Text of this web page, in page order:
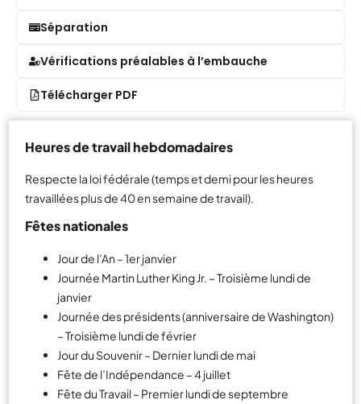
Séparation
Vérifications préalables à l’embauche
Télécharger PDF
Heures de travail hebdomadaires
Respecte la loi fédérale (temps et demi pour les heures
travaillées plus de 40 en semaine de travail).
Fêtes nationales
Jour de l’An – 1er janvier
Journée Martin Luther King Jr. – Troisième lundi de
janvier
Journée des présidents (anniversaire de Washington)
– Troisième lundi de février
Jour du Souvenir – Dernier lundi de mai
Fête de l’Indépendance – 4 juillet
Fête du Travail – Premier lundi de septembre